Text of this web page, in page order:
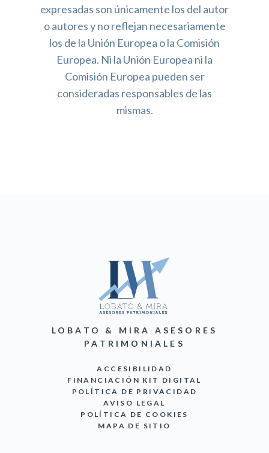
expresadas son únicamente los del autor
o autores y no reflejan necesariamente
los de la Unión Europea o la Comisión
Europea. Ni la Unión Europea ni la
Comisión Europea pueden ser
consideradas responsables de las
mismas.
LOBATO & MIRA ASESORES
PATRIMONIALES
ACCESIBILIDAD
FINANCIACIÓN KIT DIGITAL
POLÍTICA DE PRIVACIDAD
AVISO LEGAL
POLÍTICA DE COOKIES
MAPA DE SITIO